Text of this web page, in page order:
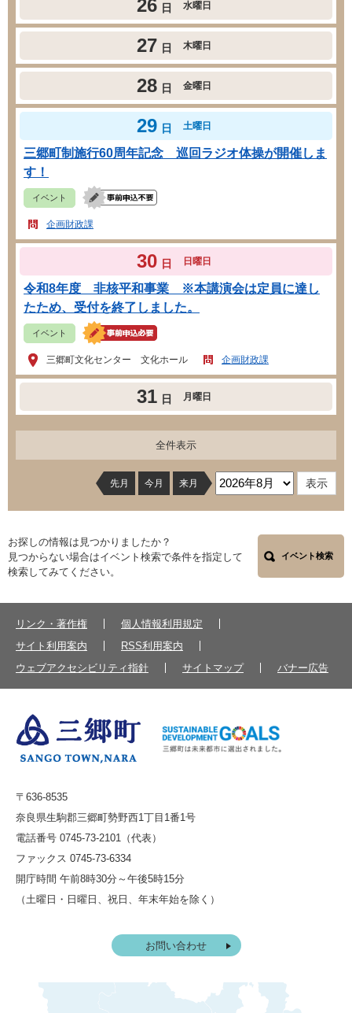
26 日 水曜日
27 日 木曜日
28 日 金曜日
29 日 土曜日
三郷町制施行60周年記念 巡回ラジオ体操が開催しま
す！
イベント
企画財政課
30 日 日曜日
令和8年度 非核平和事業 ※本講演会は定員に達し
たため、受付を終了しました。
イベント
三郷町文化センター 文化ホール 企画財政課
31 日 月曜日
全件表示
先月 今月 来月
お探しの情報は見つかりましたか？
見つからない場合はイベント検索で条件を指定して
検索してみてください。
イベント検索
リンク・著作権
個人情報利用規定
サイト利用案内
RSS利用案内
ウェブアクセシビリティ指針
サイトマップ バナー広告
〒636-8535
奈良県生駒郡三郷町勢野西1丁目1番1号
電話番号 0745-73-2101（代表）
ファックス 0745-73-6334
開庁時間 午前8時30分～午後5時15分
（土曜日・日曜日、祝日、年末年始を除く）
お問い合わせ